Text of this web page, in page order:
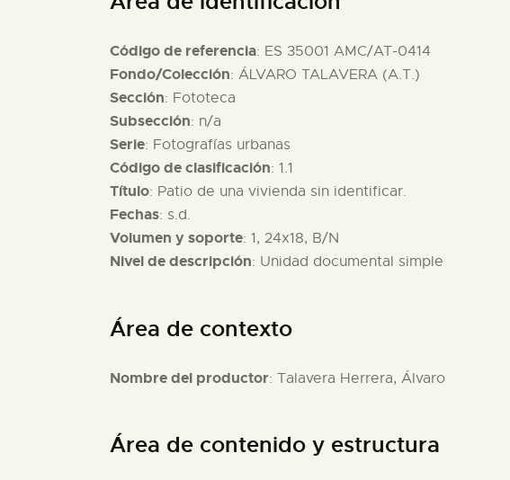
Código de referencia: ES 35001 AMC/AT-0414
Fondo/Colección: ÁLVARO TALAVERA (A.T.)
Sección: Fototeca
Subsección: n/a
Serie: Fotografías urbanas
Código de clasificación: 1.1
Título: Patio de una vivienda sin identificar.
Fechas: s.d.
Volumen y soporte: 1, 24x18, B/N
Nivel de descripción: Unidad documental simple
Área de contexto
Nombre del productor: Talavera Herrera, Álvaro
Área de contenido y estructura